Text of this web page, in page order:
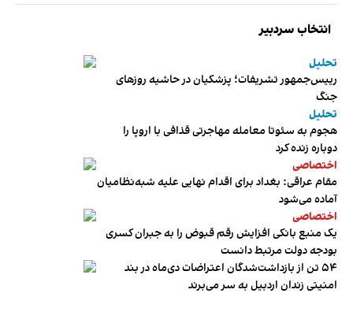
انتخاب سردبیر
تحلیل
رییس‌جمهور تشریفات؛ پزشکیان در حاشیه روزهای
جنگ
تحلیل
هجوم به سئوتا معامله مهاجرتی قذافی با اروپا را
دوباره زنده کرد
اختصاصی
مقام عراقی: بغداد برای اقدام نهایی علیه شبه‌نظامیان
آماده می‌شود
اختصاصی
یک منبع بانکی افزایش رقم قبوض را به جبران کسری
بودجه دولت مرتبط دانست
۵۴ تن از بازداشت‌شدگان اعتراضات دی‌ماه در بند
امنیتی زندان اردبیل به سر می‌برند